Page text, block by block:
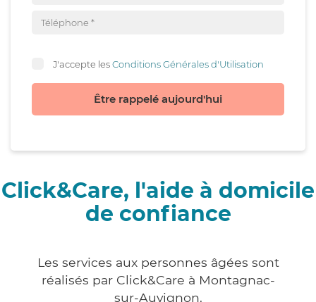
J'accepte lesConditions Générales d'Utilisation
Être rappelé aujourd'hui
Click&Care, l'aide à domicile
de confiance
Les services aux personnes âgées sont
réalisés par Click&Care à Montagnac-
sur-Auvignon.